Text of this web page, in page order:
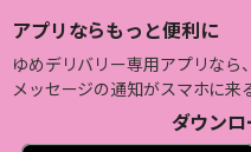
アプリならもっと便利に
ゆめデリバリー専用アプリなら、
メッセージの通知がスマホに来
ダウンロ